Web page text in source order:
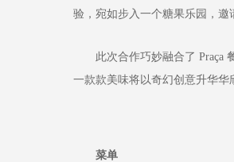
验，宛如步入一个糖果乐园，
此次合作巧妙融合了 Praça 餐
一款款美味将以奇幻创意升华华
菜单